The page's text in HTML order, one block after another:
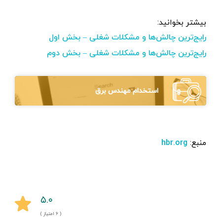
بیشتر بخوانید:
رایج‌ترین چالش‌ها و مشکلات شغلی – بخش اول
رایج‌ترین چالش‌ها و مشکلات شغلی – بخش دوم
استخدام مهندس برق
منبع: hbr.org
۵.۰
( ۶ امتیاز )